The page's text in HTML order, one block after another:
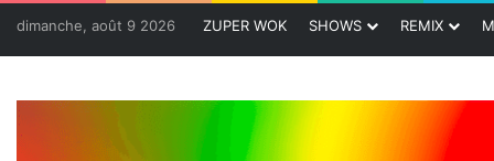
dimanche, août 9 2026 ZUPER WOK SHOWS REMIX